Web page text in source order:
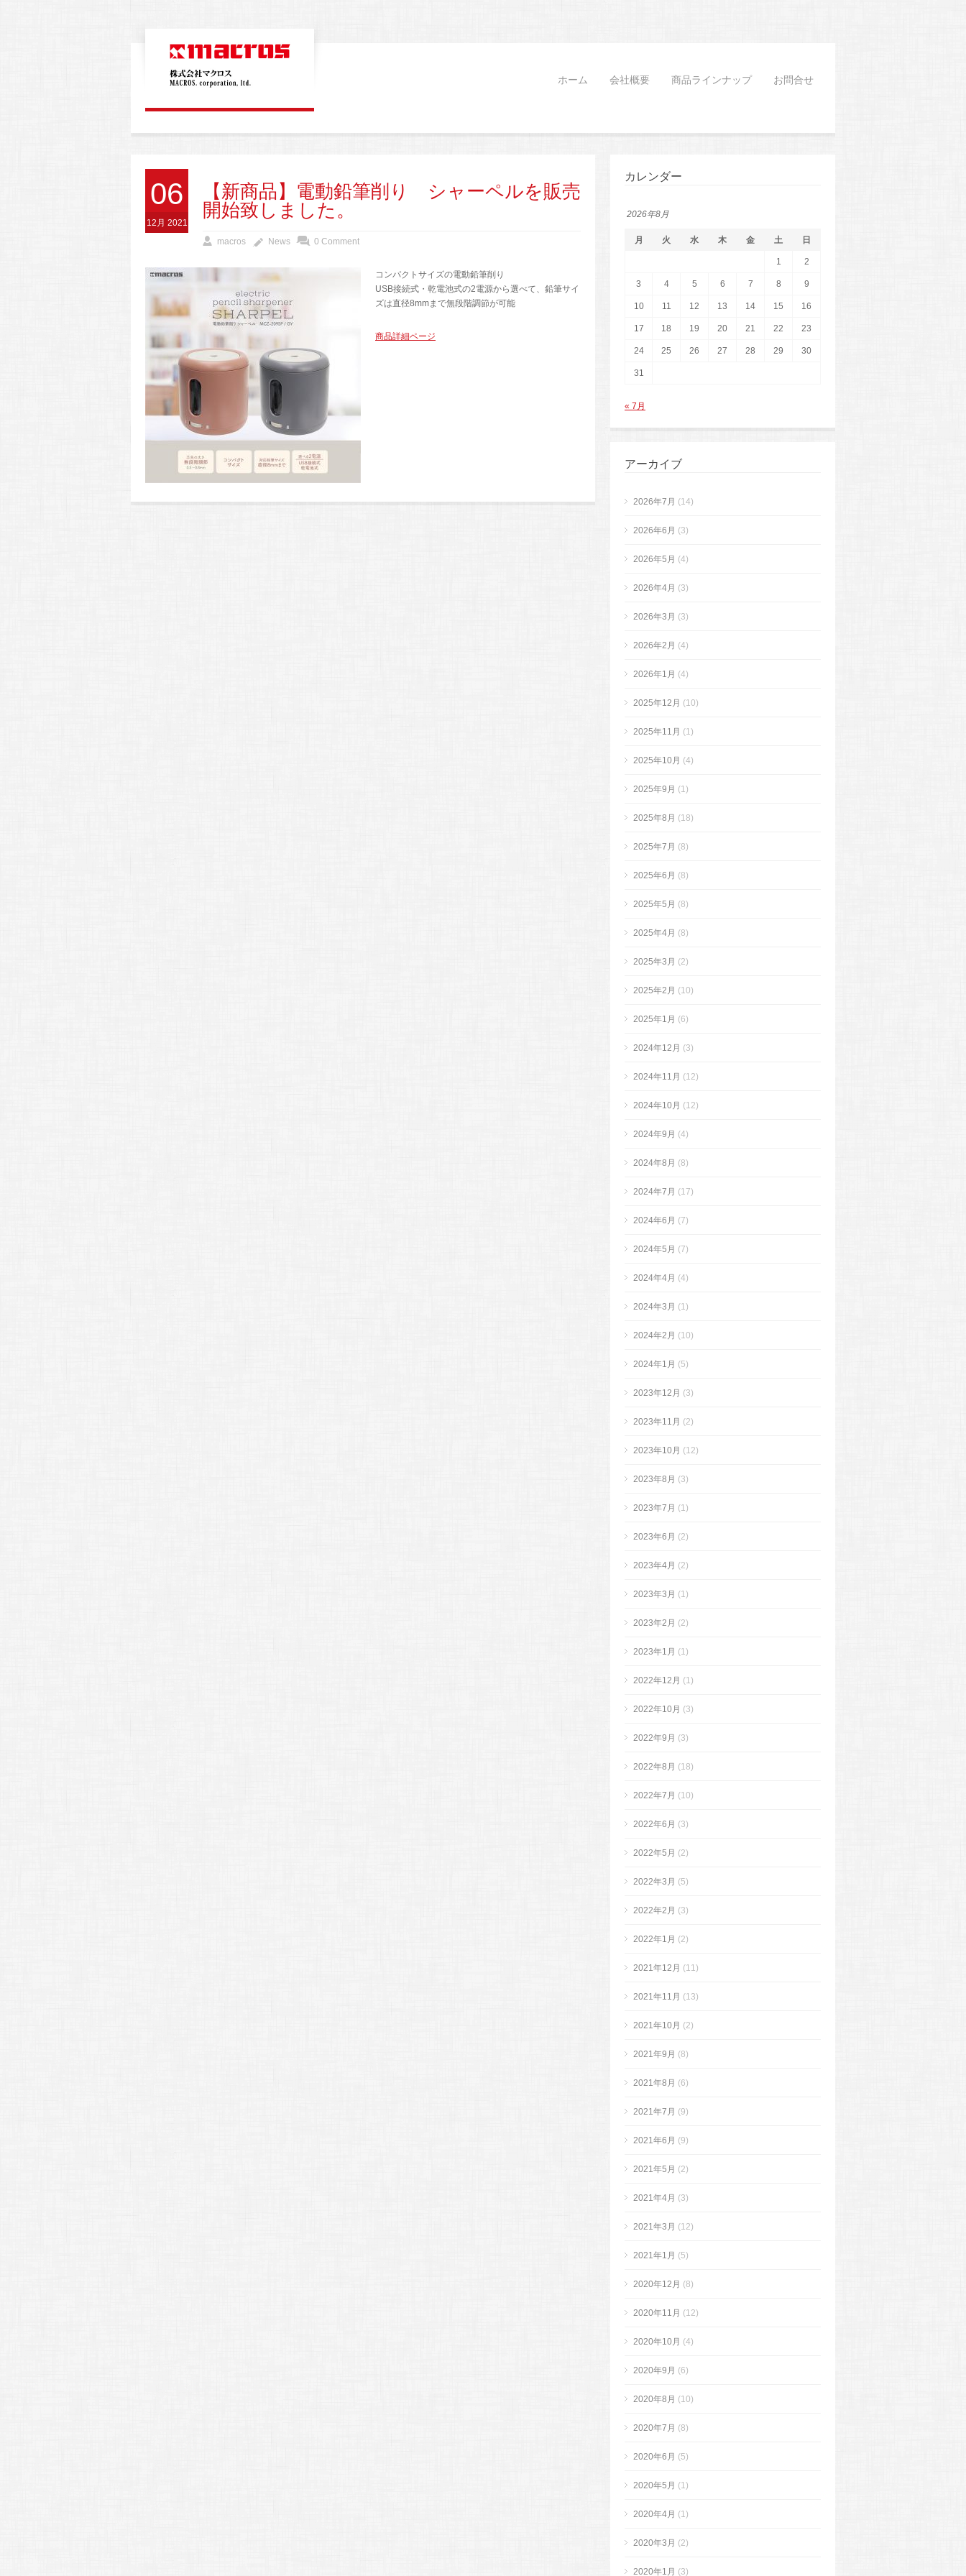
ホーム 会社概要 商品ラインナップ お問合せ
06
12月 2021
【新商品】電動鉛筆削り シャーペルを販売
開始致しました。
macros News 0 Comment
コンパクトサイズの電動鉛筆削り
USB接続式・乾電池式の2電源から選べて、鉛筆サイ
ズは直径8mmまで無段階調節が可能
商品詳細ページ
カレンダー
2026年8月
月 火 水 木 金 土 日
1 2
3 4 5 6 7 8 9
10 11 12 13 14 15 16
17 18 19 20 21 22 23
24 25 26 27 28 29 30
31
« 7月
アーカイブ
2026年7月 (14)
2026年6月 (3)
2026年5月 (4)
2026年4月 (3)
2026年3月 (3)
2026年2月 (4)
2026年1月 (4)
2025年12月 (10)
2025年11月 (1)
2025年10月 (4)
2025年9月 (1)
2025年8月 (18)
2025年7月 (8)
2025年6月 (8)
2025年5月 (8)
2025年4月 (8)
2025年3月 (2)
2025年2月 (10)
2025年1月 (6)
2024年12月 (3)
2024年11月 (12)
2024年10月 (12)
2024年9月 (4)
2024年8月 (8)
2024年7月 (17)
2024年6月 (7)
2024年5月 (7)
2024年4月 (4)
2024年3月 (1)
2024年2月 (10)
2024年1月 (5)
2023年12月 (3)
2023年11月 (2)
2023年10月 (12)
2023年8月 (3)
2023年7月 (1)
2023年6月 (2)
2023年4月 (2)
2023年3月 (1)
2023年2月 (2)
2023年1月 (1)
2022年12月 (1)
2022年10月 (3)
2022年9月 (3)
2022年8月 (18)
2022年7月 (10)
2022年6月 (3)
2022年5月 (2)
2022年3月 (5)
2022年2月 (3)
2022年1月 (2)
2021年12月 (11)
2021年11月 (13)
2021年10月 (2)
2021年9月 (8)
2021年8月 (6)
2021年7月 (9)
2021年6月 (9)
2021年5月 (2)
2021年4月 (3)
2021年3月 (12)
2021年1月 (5)
2020年12月 (8)
2020年11月 (12)
2020年10月 (4)
2020年9月 (6)
2020年8月 (10)
2020年7月 (8)
2020年6月 (5)
2020年5月 (1)
2020年4月 (1)
2020年3月 (2)
2020年1月 (3)